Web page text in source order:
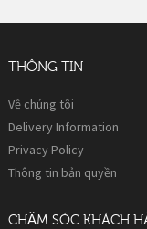
THÔNG TIN
Về chúng tôi
Delivery Information
Privacy Policy
Thông tin bản quyền
CHĂM SÓC KHÁCH